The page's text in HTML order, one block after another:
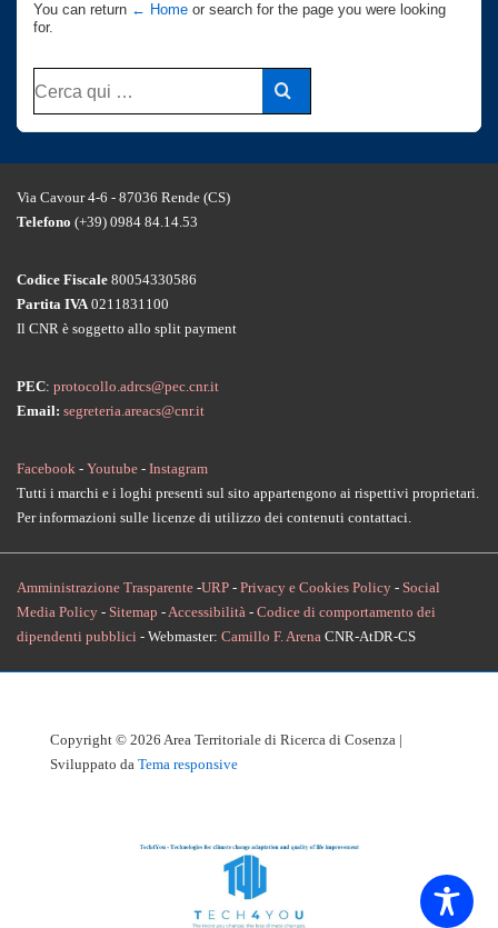
You can return ← Home or search for the page you were looking
for.
Cerca:
Via Cavour 4-6 - 87036 Rende (CS)
Telefono (+39) 0984 84.14.53
Codice Fiscale 80054330586
Partita IVA0211831100
Il CNR è soggetto allo split payment
PEC: protocollo.adrcs@pec.cnr.it
Email: segreteria.areacs@cnr.it
Facebook - Youtube - Instagram
Tutti i marchi e i loghi presenti sul sito appartengono ai rispettivi proprietari.
Per informazioni sulle licenze di utilizzo dei contenuti contattaci.
Amministrazione Trasparente -URP - Privacy e Cookies Policy - Social
Media Policy - Sitemap -Accessibilità - Codice di comportamento dei
dipendenti pubblici - Webmaster: Camillo F. Arena CNR-AtDR-CS
Copyright © 2026 Area Territoriale di Ricerca di Cosenza |
Sviluppato da Tema responsive